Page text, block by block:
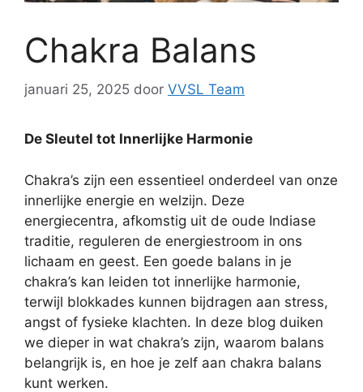
Chakra Balans
januari 25, 2025 door VVSL Team
De Sleutel tot Innerlijke Harmonie
Chakra’s zijn een essentieel onderdeel van onze
innerlijke energie en welzijn. Deze
energiecentra, afkomstig uit de oude Indiase
traditie, reguleren de energiestroom in ons
lichaam en geest. Een goede balans in je
chakra’s kan leiden tot innerlijke harmonie,
terwijl blokkades kunnen bijdragen aan stress,
angst of fysieke klachten. In deze blog duiken
we dieper in wat chakra’s zijn, waarom balans
belangrijk is, en hoe je zelf aan chakra balans
kunt werken.